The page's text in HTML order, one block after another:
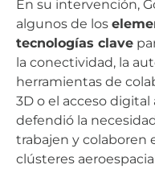
En su intervención,
algunos de los
tecnologías clave
la conectividad, la
herramientas de
3D o el acceso
defendió la
trabajen y colaboren
clústeres